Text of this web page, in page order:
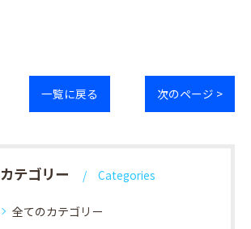
一覧に戻る 次のページ >
カテゴリー Categories
全てのカテゴリー